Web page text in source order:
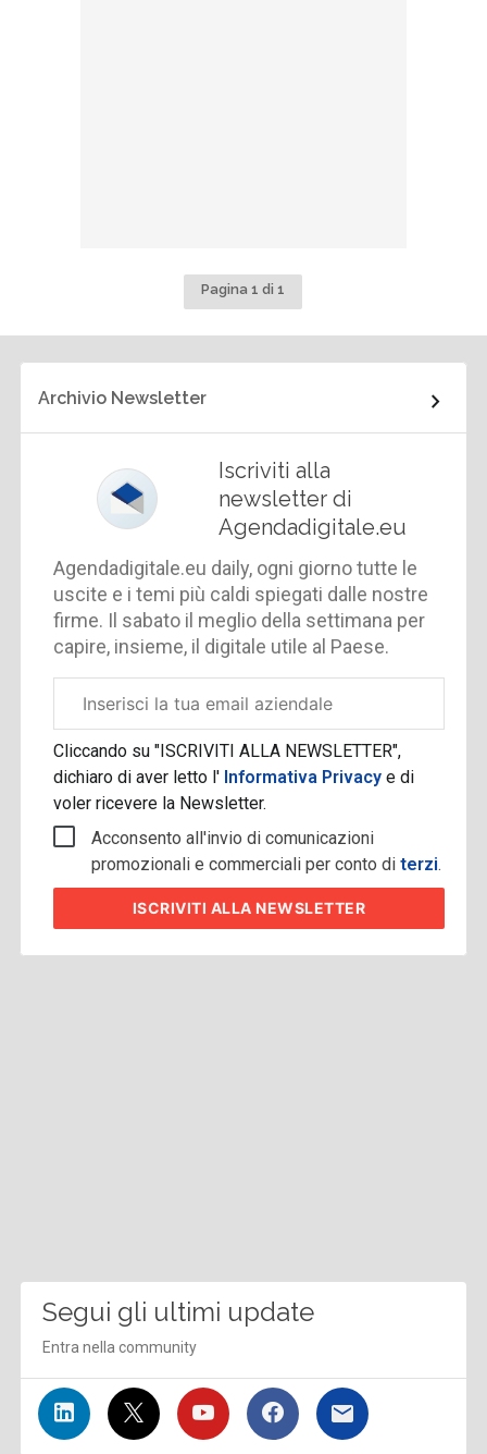
Pagina 1 di 1
Archivio Newsletter
Iscriviti alla
newsletter di
Agendadigitale.eu
Agendadigitale.eu daily, ogni giorno tutte le
uscite e i temi più caldi spiegati dalle nostre
firme. Il sabato il meglio della settimana per
capire, insieme, il digitale utile al Paese.
aziendale
Cliccando su "ISCRIVITI ALLA NEWSLETTER",
dichiaro di aver letto l' Informativa Privacye di
voler ricevere la Newsletter.
Acconsento all'invio di comunicazioni
promozionali e commerciali per conto diterzi.
ISCRIVITI ALLA NEWSLETTER
Segui gli ultimi update
Entra nella community